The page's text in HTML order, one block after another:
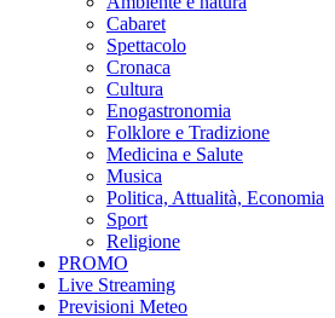
Cabaret
Spettacolo
Cronaca
Cultura
Enogastronomia
Folklore e Tradizione
Medicina e Salute
Musica
Politica, Attualità, Economia
Sport
Religione
PROMO
Live Streaming
Previsioni Meteo